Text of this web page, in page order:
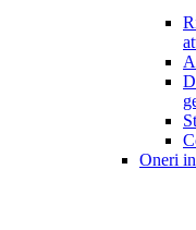
Oneri